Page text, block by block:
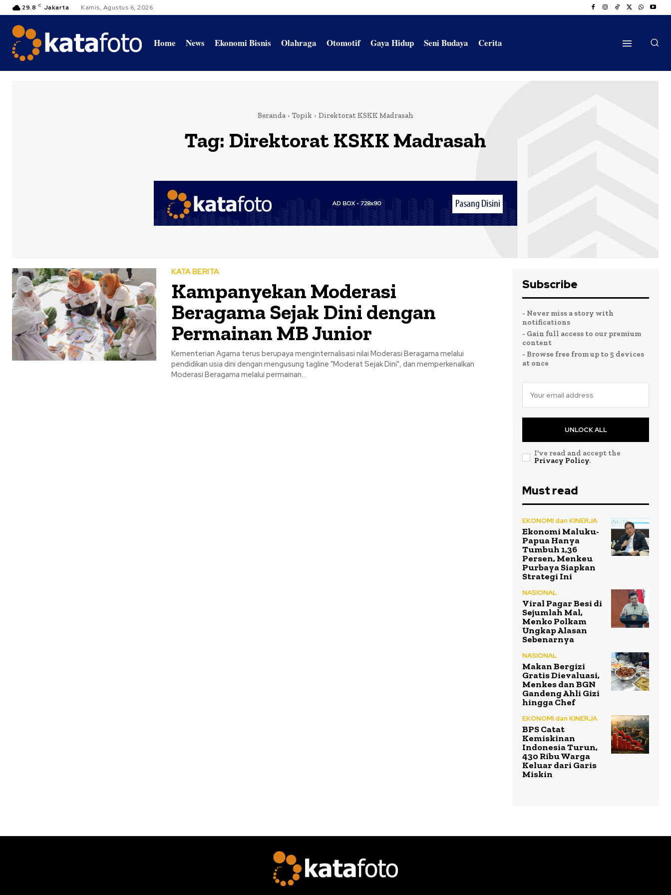
29.8 C Jakarta Kamis, Agustus 6, 2026
Home News Ekonomi Bisnis Olahraga Otomotif Gaya Hidup Seni Budaya Cerita
Beranda Topik Direktorat KSKK Madrasah
Tag: Direktorat KSKK Madrasah
KATA BERITA
Kampanyekan Moderasi
Beragama Sejak Dini dengan
Permainan MB Junior
Kementerian Agama terus berupaya menginternalisasi nilai Moderasi Beragama melalui
pendidikan usia dini dengan mengusung tagline "Moderat Sejak Dini", dan memperkenalkan
Moderasi Beragama melalui permainan...
Subscribe
- Never miss a story with
notifications
- Gain full access to our premium
content
- Browse free from up to 5 devices
at once
UNLOCK ALL
I've read and accept the
Privacy Policy.
Must read
EKONOMI dan KINERJA
Ekonomi Maluku-
Papua Hanya
Tumbuh 1,36
Persen, Menkeu
Purbaya Siapkan
Strategi Ini
NASIONAL
Viral Pagar Besi di
Sejumlah Mal,
Menko Polkam
Ungkap Alasan
Sebenarnya
NASIONAL
Makan Bergizi
Gratis Dievaluasi,
Menkes dan BGN
Gandeng Ahli Gizi
hingga Chef
EKONOMI dan KINERJA
BPS Catat
Kemiskinan
Indonesia Turun,
430 Ribu Warga
Keluar dari Garis
Miskin